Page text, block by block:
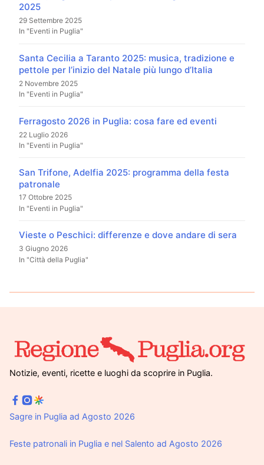
2025
29 Settembre 2025
In "Eventi in Puglia"
Santa Cecilia a Taranto 2025: musica, tradizione e
pettole per l’inizio del Natale più lungo d’Italia
2 Novembre 2025
In "Eventi in Puglia"
Ferragosto 2026 in Puglia: cosa fare ed eventi
22 Luglio 2026
In "Eventi in Puglia"
San Trifone, Adelfia 2025: programma della festa
patronale
17 Ottobre 2025
In "Eventi in Puglia"
Vieste o Peschici: differenze e dove andare di sera
3 Giugno 2026
In "Città della Puglia"
Notizie, eventi, ricette e luoghi da scoprire in Puglia.
Sagre in Puglia ad Agosto 2026
Feste patronali in Puglia e nel Salento ad Agosto 2026